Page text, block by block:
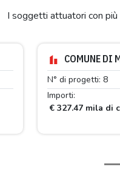
I soggetti attuatori con
COMUNE DI
N° di progetti: 8
Importi:
€ 327.47 mila di